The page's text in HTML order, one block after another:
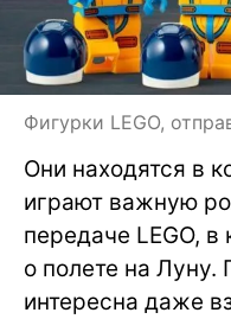
Фигурки LEGO,
Они находятся в
играют важную
передаче LEGO, в
о полете на
интересна даже